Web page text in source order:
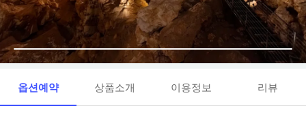
옵션예약 상품소개 이용정보 리뷰